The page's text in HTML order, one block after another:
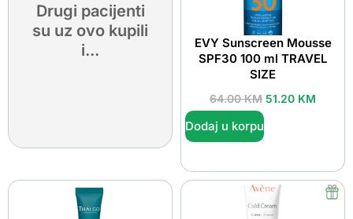
Drugi pacijenti
su uz ovo kupili
i...
EVY Sunscreen Mousse
SPF30 100 ml TRAVEL
SIZE
64.00KM 51.20 KM
Dodaj u korpu